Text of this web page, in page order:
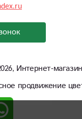
Интернет-
продвижение